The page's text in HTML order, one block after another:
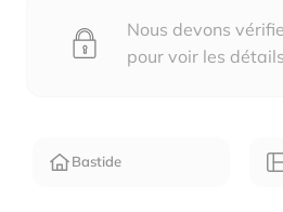
Nous devons
pour voir les
Bastide